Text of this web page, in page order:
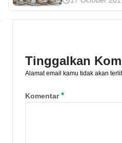
dikenal
Tinggalkan
Alamat email kamu tidak akan
Komentar*